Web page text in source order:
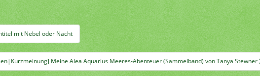
mit Nebel oder Nacht
Meine Alea Aquarius Meeres-Abenteuer (Sammelband) von Tanya Stewner